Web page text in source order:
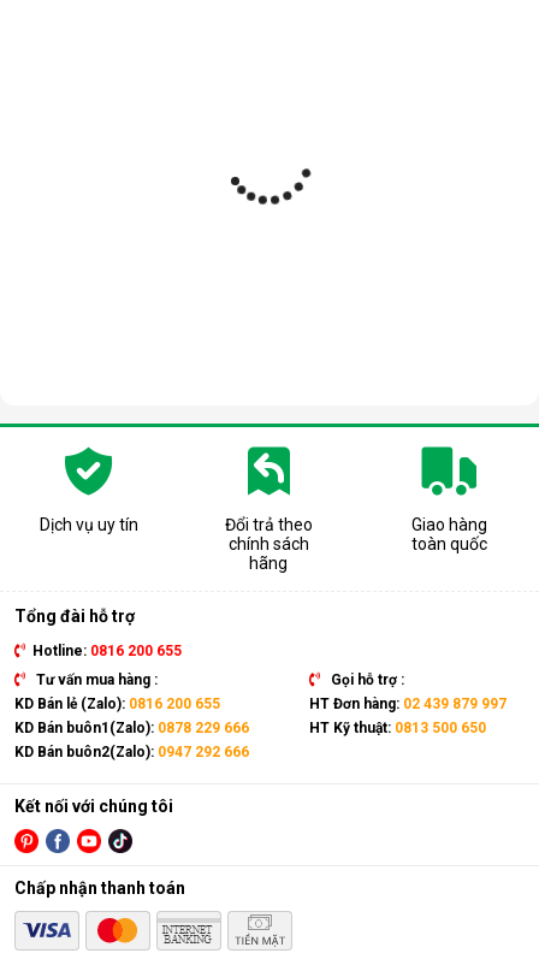
Dịch vụ uy tín
Đổi trả theo
chính sách
hãng
Giao hàng
toàn quốc
Tổng đài hỗ trợ
Hotline: 0816 200 655
Tư vấn mua hàng :
KD Bán lẻ (Zalo): 0816 200 655
KD Bán buôn1(Zalo): 0878 229 666
KD Bán buôn2(Zalo): 0947 292 666
Gọi hỗ trợ :
HT Đơn hàng: 02 439 879 997
HT Kỹ thuật: 0813 500 650
Kết nối với chúng tôi
Chấp nhận thanh toán